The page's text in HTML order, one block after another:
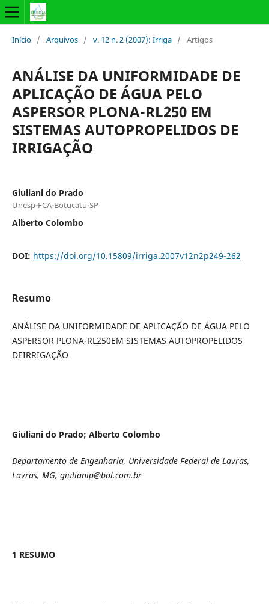
Início / Arquivos / v. 12 n. 2 (2007): Irriga / Artigos
ANÁLISE DA UNIFORMIDADE DE
APLICAÇÃO DE ÁGUA PELO
ASPERSOR PLONA-RL250 EM
SISTEMAS AUTOPROPELIDOS DE
IRRIGAÇÃO
Giuliani do Prado
Unesp-FCA-Botucatu-SP
Alberto Colombo
DOI: https://doi.org/10.15809/irriga.2007v12n2p249-262
Resumo
ANÁLISE DA UNIFORMIDADE DE APLICAÇÃO DE ÁGUA PELO
ASPERSOR PLONA-RL250EM SISTEMAS AUTOPROPELIDOS
DEIRRIGAÇÃO
Giuliani do Prado; Alberto Colombo
Departamento de Engenharia, Universidade Federal de Lavras,
Lavras, MG, giulianip@bol.com.br
1 RESUMO